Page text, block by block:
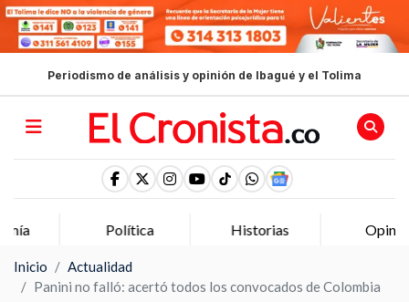
Periodismo de análisis y opinión de Ibagué y el Tolima
Historias
Inicio
Actualidad
Panini no falló: acertó todos los convocados de Colombia